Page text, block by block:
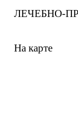
ЛЕЧЕБНО-
На карте